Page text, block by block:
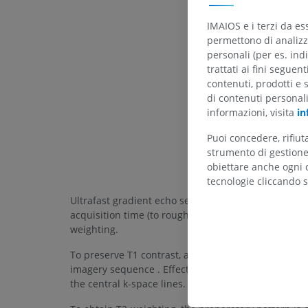
Ultrafast gradient echo sequences use a small flip
acquisition time (to roughly one second per slice).
weighting.
To preserve T1 contrast, a 180° inversion pulse
imagery sequence . Effective inversion time will
the central k-space lines.
IMAIOS e i terzi da
permettono di
personali (per es.
trattati ai fini
contenuti, prodotti e
di contenuti
informazioni, visita
Puoi concedere,
strumento di
obiettare anche ogni
tecnologie cliccando